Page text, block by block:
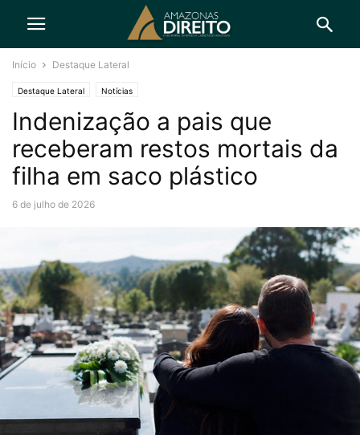
Início Destaque Lateral
Destaque Lateral Notícias
Indenização a pais que
receberam restos mortais da
filha em saco plástico
6 de julho de 2026